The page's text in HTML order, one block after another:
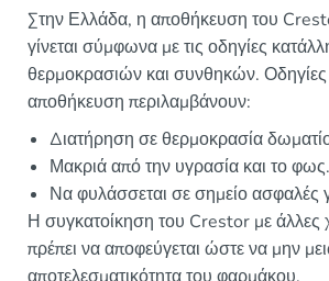
Στην Ελλάδα, η αποθήκευση του
γίνεται σύμφωνα με τις οδηγίες
θερμοκρασιών και συνθηκών.
αποθήκευση περιλαμβάνουν:
Διατήρηση σε θερμοκρασία
Μακριά από την υγρασία και το φως.
Να φυλάσσεται σε σημείο ασφαλές
Η συγκατοίκηση του Crestor με άλλες
πρέπει να αποφεύγεται ώστε να μην